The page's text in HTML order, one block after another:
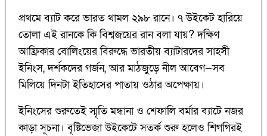
প্রথমে ব্যাট করে ভারত থামল ২৯৮ রানে। ৭ উইকেট হারিয়ে
তোলা এই রানকে কি বিশ্বজয়ের রান বলা যায়? দক্ষিণ
আফ্রিকার বোলিংয়ের বিরুদ্ধে ভারতীয় ব্যাটারদের সাহসী
ইনিংস, দর্শকদের গর্জন, আর মাঠজুড়ে নীল আবেগ—সব
মিলিয়ে দিনটা ইতিহাসের পাতায় ওঠার অপেক্ষায়।
ইনিংসের শুরুতেই স্মৃতি মন্ধানা ও শেফালি বর্মার ব্যাটে নজর
কাড়া সূচনা। বৃষ্টিভেজা উইকেটে সতর্ক শুরু হলেও শিগগিরই